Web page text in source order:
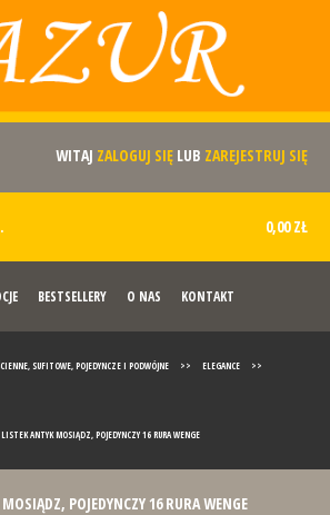
WITAJ ZALOGUJ SIĘ LUB ZAREJESTRUJ SIĘ
0,00 ZŁ
BESTSELLERY O NAS KONTAKT
SUFITOWE, POJEDYNCZE I PODWÓJNE >> ELEGANCE >>
ANTYK MOSIĄDZ, POJEDYNCZY 16 RURA WENGE
POJEDYNCZY 16 RURA WENGE